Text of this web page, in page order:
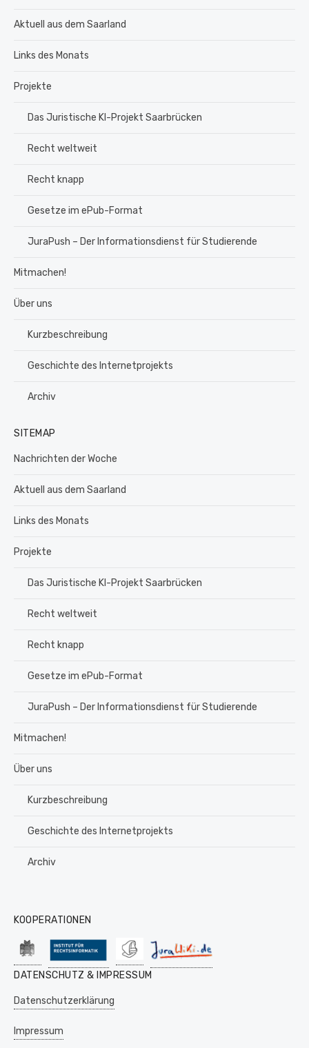
Aktuell aus dem Saarland
Links des Monats
Projekte
Das Juristische KI-Projekt Saarbrücken
Recht weltweit
Recht knapp
Gesetze im ePub-Format
JuraPush – Der Informationsdienst für Studierende
Mitmachen!
Über uns
Kurzbeschreibung
Geschichte des Internetprojekts
Archiv
SITEMAP
Nachrichten der Woche
Aktuell aus dem Saarland
Links des Monats
Projekte
Das Juristische KI-Projekt Saarbrücken
Recht weltweit
Recht knapp
Gesetze im ePub-Format
JuraPush – Der Informationsdienst für Studierende
Mitmachen!
Über uns
Kurzbeschreibung
Geschichte des Internetprojekts
Archiv
KOOPERATIONEN
DATENSCHUTZ & IMPRESSUM
Datenschutzerklärung
Impressum